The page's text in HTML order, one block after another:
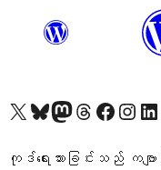
ကျွန်ုပ်တို့၏ X (ယခင် Twitter) အကောင့်သို့ သွားရောက်ကြည့်ရှုပါကျွန်ုပ်တို့၏ Bluesky အကောင့်သို့ ဝင်ရောက်ကြည့်ရှုရန်
ကျွန်ုပ်တို့၏ Mastodon အကောင့်သို့ သွားရောက်ကြည့်ရှုပါကျွန်ုပ်တို့၏ Threads အကောင့်သို့ ဝင်ရောက်ကြည့်ရှုရန်
ကျွန်ုပ်တို့၏ Facebook စာမျက်နှာသို့ သွားရောက်ကြည့်ရှုပါကျွန်ုပ်တို့၏ Instagram အကောင့်သို့ သွားရောက်ကြည့်ရှုပါ ကျွန်ုပ်တို့၏ LinkedIn အကောင့်သို့ သွားရောက်ကြည့်ရှုပါ
ကုဒ်ရေးသားခြင်းသည် ကဗ